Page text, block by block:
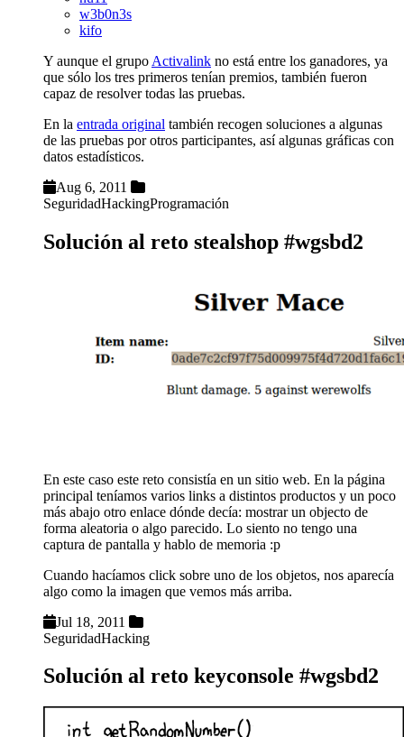
w3b0n3s
kifo
Y aunque el grupo Activalink no está entre los ganadores, ya
que sólo los tres primeros tenían premios, también fueron
capaz de resolver todas las pruebas.
En la entrada original también recogen soluciones a algunas
de las pruebas por otros participantes, así algunas gráficas con
datos estadísticos.
Aug 6, 2011
SeguridadHackingProgramación
Solución al reto stealshop #wgsbd2
En este caso este reto consistía en un sitio web. En la página
principal teníamos varios links a distintos productos y un poco
más abajo otro enlace dónde decía: mostrar un objecto de
forma aleatoria o algo parecido. Lo siento no tengo una
captura de pantalla y hablo de memoria :p
Cuando hacíamos click sobre uno de los objetos, nos aparecía
algo como la imagen que vemos más arriba.
Jul 18, 2011
SeguridadHacking
Solución al reto keyconsole #wgsbd2